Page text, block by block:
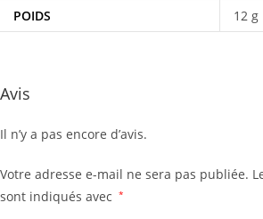
POIDS 12 g
Avis
Il n’y a pas encore d’avis.
Votre adresse e-mail ne sera pas publiée.
sont indiqués avec *